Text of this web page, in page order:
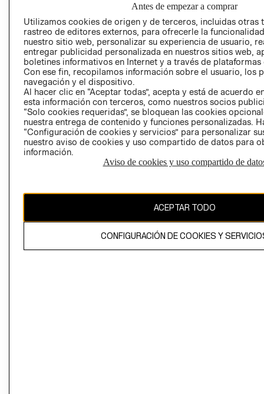
GIFT CARD
AVISO DE
Perú (S/)
CAMBIAR REGIÓN
propiedad de H&M Hennes & Mauritz AB
Antes de empezar a comprar
Utilizamos cookies de origen y de terceros, incluidas otras
rastreo de editores externos, para ofrecerle la
nuestro sitio web, personalizar su experiencia de usuario,
entregar publicidad personalizada en nuestros sitios web,
boletines informativos en Internet y a través de plataformas
Con ese fin, recopilamos información sobre el usuario, los
navegación y el dispositivo.
Al hacer clic en “Aceptar todas”, acepta y está de acuerdo
esta información con terceros, como nuestros socios
“Solo cookies requeridas”, se bloquean las cookies
nuestra entrega de contenido y funciones personalizadas.
“Configuración de cookies y servicios” para personalizar
nuestro aviso de cookies y uso compartido de datos para
información.
Aviso de cookies y uso compartido de
ACEPTAR TODO
CONFIGURACIÓN DE COOKIES Y